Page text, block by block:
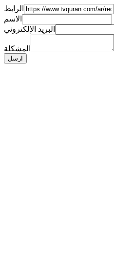
الرابط
الاسم
البريد الإلكتروني
المشكلة
ارسل